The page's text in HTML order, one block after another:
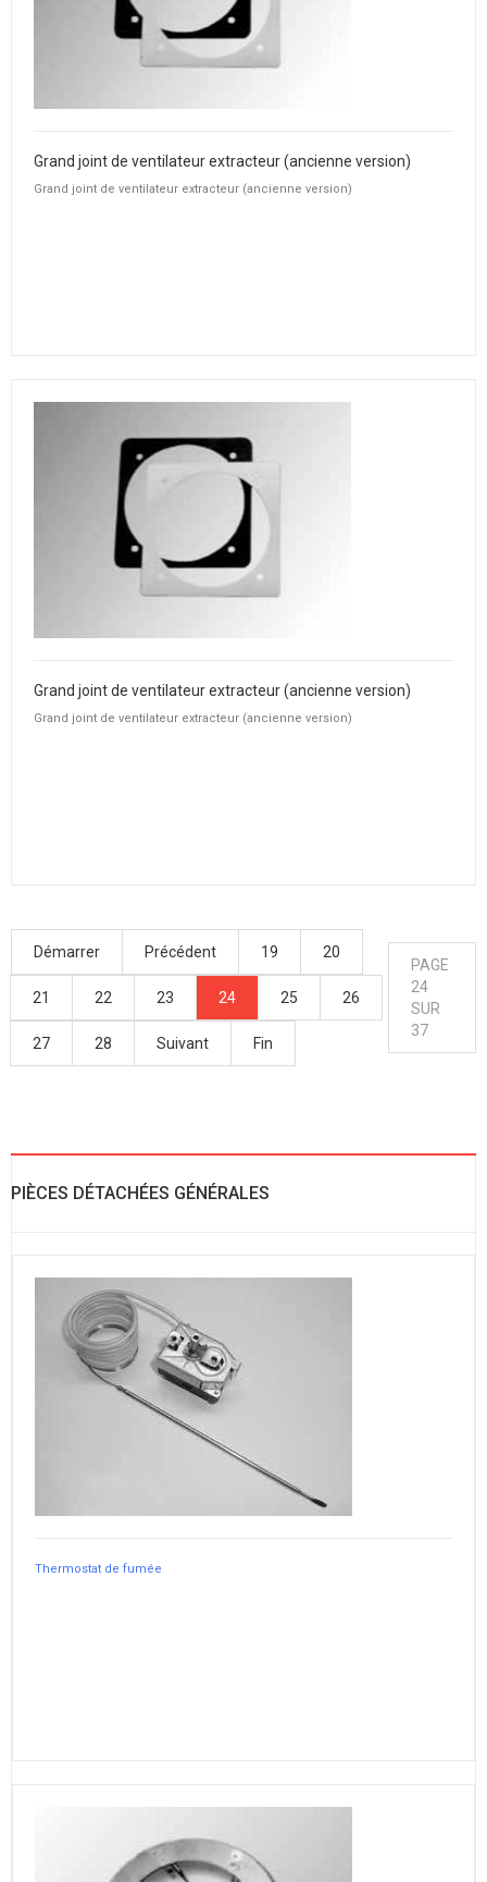
Grand joint de ventilateur extracteur (ancienne version)
Grand joint de ventilateur extracteur (ancienne version)
Grand joint de ventilateur extracteur (ancienne version)
Grand joint de ventilateur extracteur (ancienne version)
Démarrer Précédent 19 20
21 22 23 24 25 26
27 28 Suivant Fin
PAGE
24
SUR
37
PIÈCES DÉTACHÉES GÉNÉRALES
Thermostat de fumée